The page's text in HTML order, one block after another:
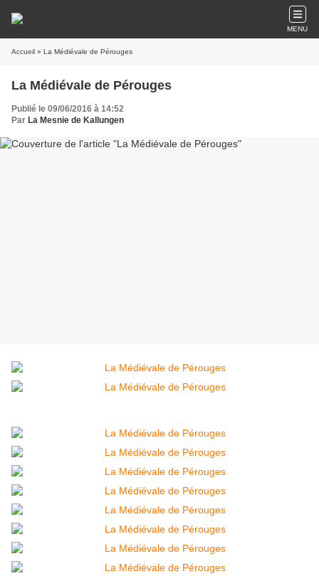
MENU
Accueil » La Médiévale de Pérouges
La Médiévale de Pérouges
Publié le 09/06/2016 à 14:52
Par La Mesnie de Kallungen